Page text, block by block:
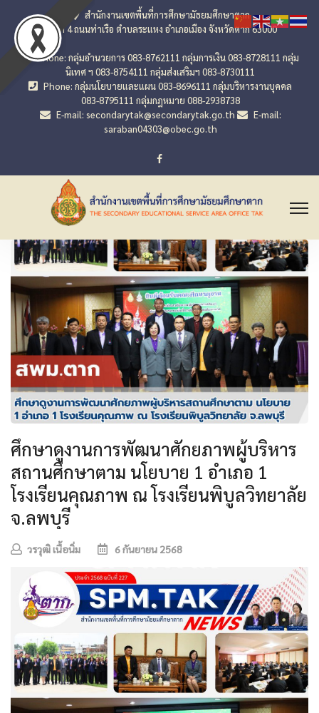
สำนักงานเขตพื้นที่การศึกษามัธยมศึกษาตาก
เลขที่ 4 ถนนท่าเรือ ตำบลระแหง อำเภอเมือง จังหวัดตาก 63000
Phone: กลุ่มอำนวยการ 083-8762111 กลุ่มการเงิน 083-8728111 กลุ่ม
นิเทศ ฯ 083-8754111 กลุ่มส่งเสริมฯ 083-8730111
Phone: กลุ่มนโยบายและแผน 083-8696111 กลุ่มบริหารงานบุคคล
083-8795111 กลุ่มกฎหมาย 088-2938738
E-mail: secondarytak@secondarytak.go.th
E-mail:
saraban04303@obec.go.th
ศึกษาดูงานการพัฒนาศักยภาพผู้บริหาร
สถานศึกษาตาม นโยบาย 1 อำเภอ 1
โรงเรียนคุณภาพ ณ โรงเรียนพิบูลวิทยาลัย
จ.ลพบุรี
วรวุฒิ เนื้อนิ่ม 6 กันยายน 2568